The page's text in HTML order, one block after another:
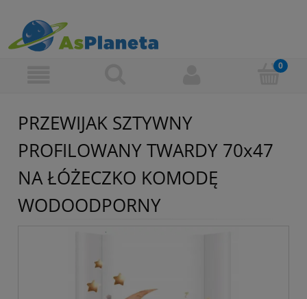
PRZEWIJAK SZTYWNY
PROFILOWANY TWARDY 70x47
NA ŁÓŻECZKO KOMODĘ
WODOODPORNY